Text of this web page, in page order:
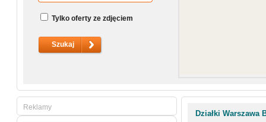
Tylko oferty ze zdjęciem
Działki Warszawa
Reklamy